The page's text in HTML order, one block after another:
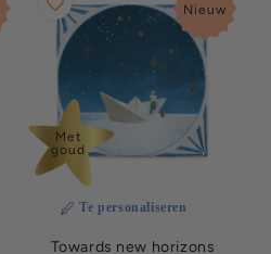
Nieuw
Met
goud
Te personaliseren
Towards new horizons